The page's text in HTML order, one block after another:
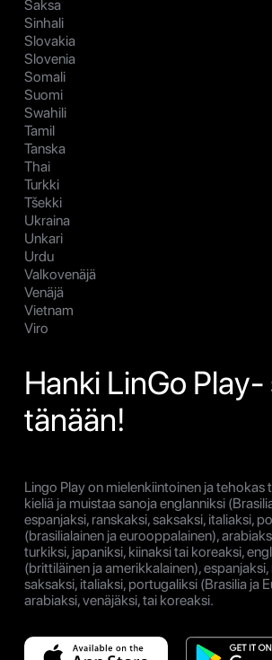
Saksa
Sinhali
Slovakia
Slovenia
Somali
Suomi
Swahili
Tamil
Tanska
Thai
Turkki
Tšekki
Ukraina
Unkari
Urdu
Valkovenäjä
Venäjä
Vietnam
Viro
Hanki LinGo Play-
tänään!
Lingo Play on mielenkiintoinen ja tehokas
kieliä ja muistaa sanoja englanniksi
espanjaksi, ranskaksi, saksaksi, italiaksi,
(brasilialainen ja eurooppalainen),
turkiksi, japaniksi, kiinaksi tai koreaksi,
(brittiläinen ja amerikkalainen), espanjaksi,
saksaksi, italiaksi, portugaliksi (Brasilia ja
arabiaksi, venäjäksi, tai koreaksi.